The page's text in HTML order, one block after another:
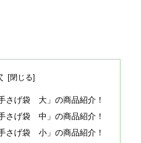
さげ袋 大」の商品紹介！
さげ袋 中」の商品紹介！
さげ袋 小」の商品紹介！